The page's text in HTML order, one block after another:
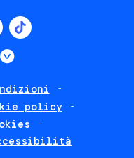
Mostra ulteriori
policy